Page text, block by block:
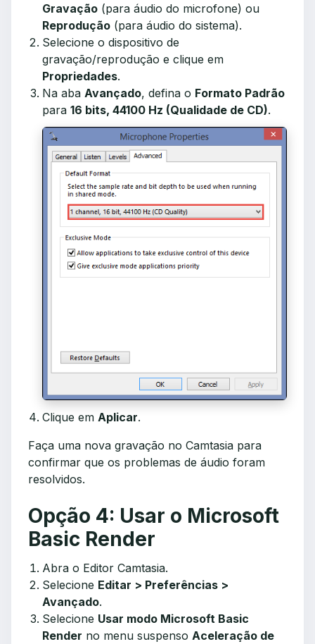
Gravação (para áudio do microfone) ou
Reprodução (para áudio do sistema).
Selecione o dispositivo de
gravação/reprodução e clique em
Propriedades.
Na aba Avançado, defina o Formato Padrão
para 16 bits, 44100 Hz (Qualidade de CD).
Clique em Aplicar.
Faça uma nova gravação no Camtasia para
confirmar que os problemas de áudio foram
resolvidos.
Opção 4: Usar o Microsoft
Basic Render
Abra o Editor Camtasia.
Selecione Editar > Preferências >
Avançado.
Selecione Usar modo Microsoft Basic
Render no menu suspenso Aceleração de